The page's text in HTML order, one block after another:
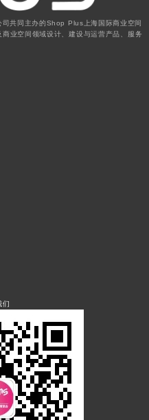
共同主办的Shop Plus上海国际商业空间
业空间领域设计、建设与运营产品、服务
们